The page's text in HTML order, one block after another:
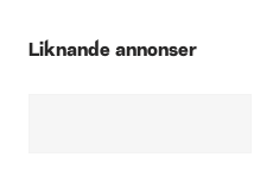
Liknande annonser